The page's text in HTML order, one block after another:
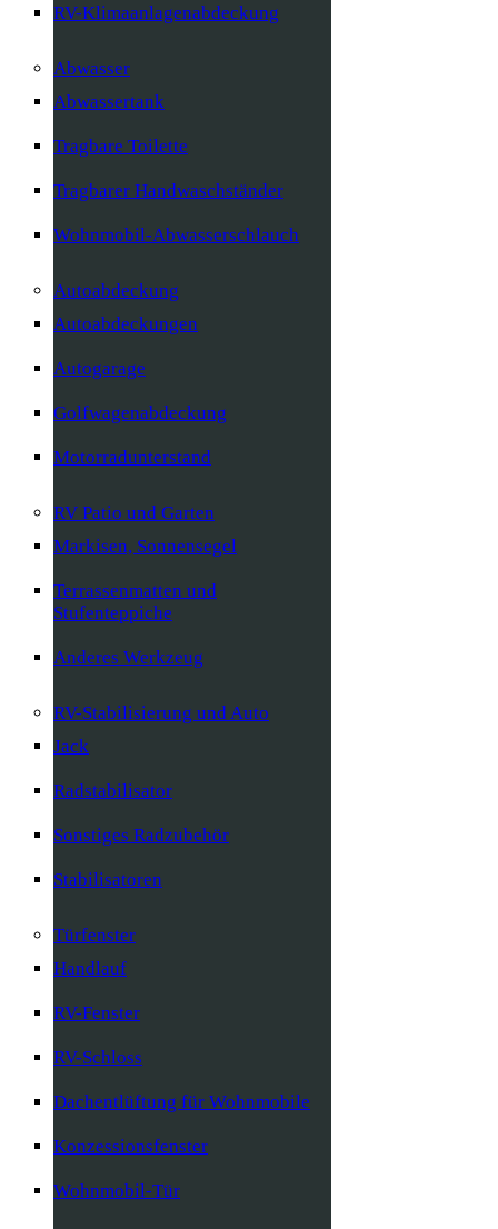
RV-Klimaanlagenabdeckung
Abwasser
Abwassertank
Tragbare Toilette
Tragbarer Handwaschständer
Wohnmobil-Abwasserschlauch
Autoabdeckung
Autoabdeckungen
Autogarage
Golfwagenabdeckung
Motorradunterstand
RV Patio und Garten
Markisen, Sonnensegel
Terrassenmatten und
Stufenteppiche
Anderes Werkzeug
RV-Stabilisierung und Auto
Jack
Radstabilisator
Sonstiges Radzubehör
Stabilisatoren
Türfenster
Handlauf
RV-Fenster
RV-Schloss
Dachentlüftung für Wohnmobile
Konzessionsfenster
Wohnmobil-Tür